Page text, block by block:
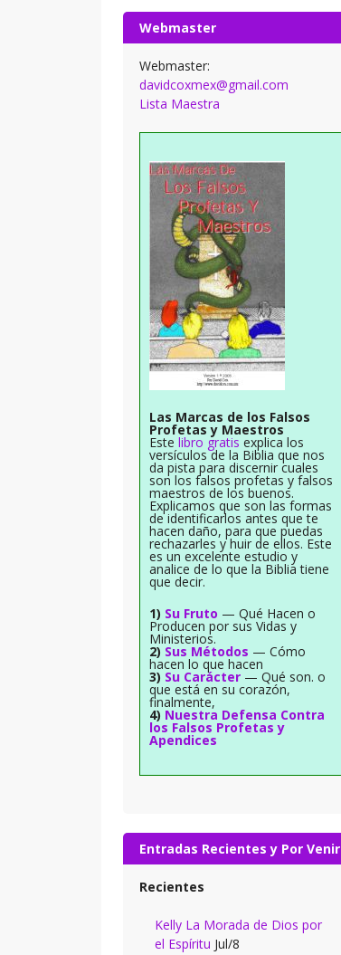
Webmaster
Webmaster:
davidcoxmex@gmail.com
Lista Maestra
Las Marcas de los Falsos
Profetas y Maestros
Este libro gratis explica los
versículos de la Biblia que nos
da pista para discernir cuales
son los falsos profetas y falsos
maestros de los buenos.
Explicamos que son las formas
de identificarlos antes que te
hacen daño, para que puedas
rechazarles y huir de ellos. Este
es un excelente estudio y
analice de lo que la Biblia tiene
que decir.
1) Su Fruto — Qué Hacen o
Producen por sus Vidas y
Ministerios.
2) Sus Métodos — Cómo
hacen lo que hacen
3) Su Carácter— Qué son. o
que está en su corazón,
finalmente,
4) Nuestra Defensa Contra
los Falsos Profetas y
Apendices
Entradas Recientes y Por Venir
Recientes
Kelly La Morada de Dios por
el Espíritu Jul/8